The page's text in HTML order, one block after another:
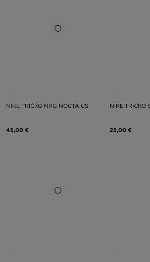
NIKE TRIČKO NRG NOCTA CS
45,00 €
NIKE TRIČKO
25,00 €